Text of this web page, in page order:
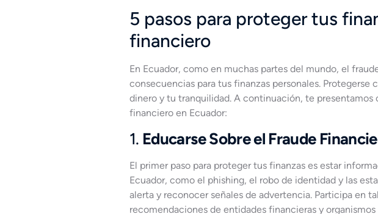
5 pasos para proteger tus
financiero
En Ecuador, como en muchas partes del mundo, el
consecuencias para tus finanzas personales. Protegerse
dinero y tu tranquilidad. A continuación, te presentamos
financiero en Ecuador:
1. Educarse Sobre el Fraude
El primer paso para proteger tus finanzas es estar
Ecuador, como el phishing, el robo de identidad y las
alerta y reconocer señales de advertencia. Participa en
recomendaciones de entidades financieras y